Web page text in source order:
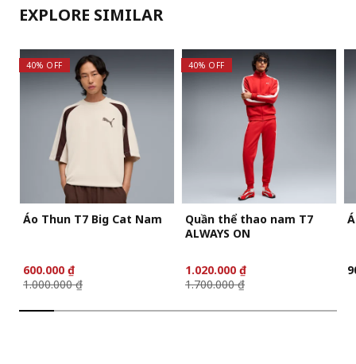
EXPLORE SIMILAR
40% OFF
Áo Thun T7 Big Cat Nam
600.000 ₫
1.000.000 ₫
40% OFF
Quần thể thao nam T7
ALWAYS ON
1.020.000 ₫
1.700.000 ₫